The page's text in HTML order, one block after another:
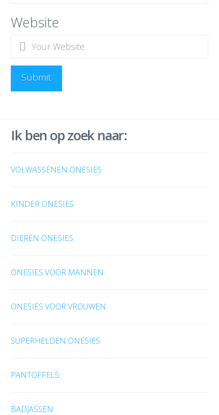
Website
Ik ben op zoek naar:
VOLWASSENEN ONESIES
KINDER ONESIES
DIEREN ONESIES
ONESIES VOOR MANNEN
ONESIES VOOR VROUWEN
SUPERHELDEN ONESIES
PANTOFFELS
BADJASSEN